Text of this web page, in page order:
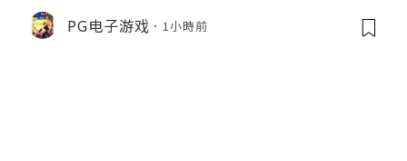
PG电子游戏 1小時前